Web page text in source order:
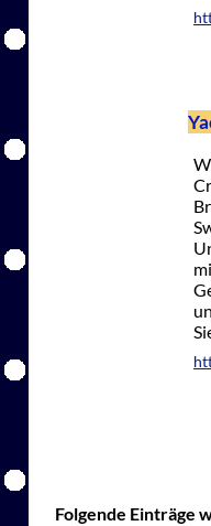
Folgende Einträge